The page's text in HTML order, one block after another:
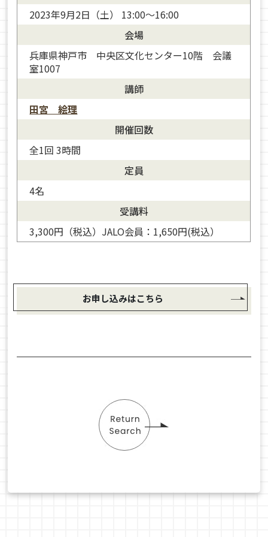
2023年9月2日（土） 13:00～16:00
会場
兵庫県神戸市 中央区文化センター10階 会議
室1007
講師
田宮 絵理
開催回数
全1回 3時間
定員
4名
受講料
3,300円（税込）JALO会員：1,650円(税込）
お申し込みはこちら